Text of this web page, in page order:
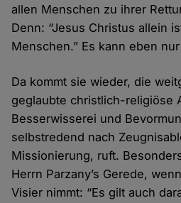
allen Menschen zu ihrer
Denn: “Jesus Christus allein
Menschen.” Es kann eben
Da kommt sie wieder, die
geglaubte christlich-religiöse
Besserwisserei und
selbstredend nach
Missionierung, ruft.
Herrn Parzany’s Gerede,
Visier nimmt: “Es gilt auch